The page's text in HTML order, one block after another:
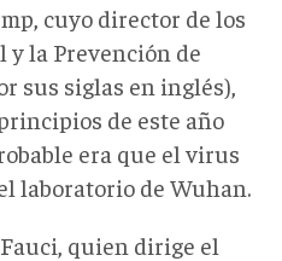
cuyo director de los
y la Prevención de
sus siglas en inglés),
de este año
era que el virus
laboratorio de Wuhan.
quien dirige el